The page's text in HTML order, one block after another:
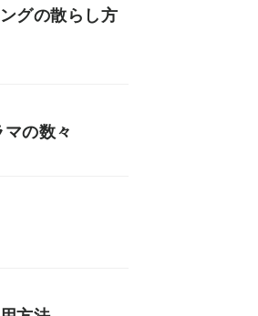
グの散らし方
の数々